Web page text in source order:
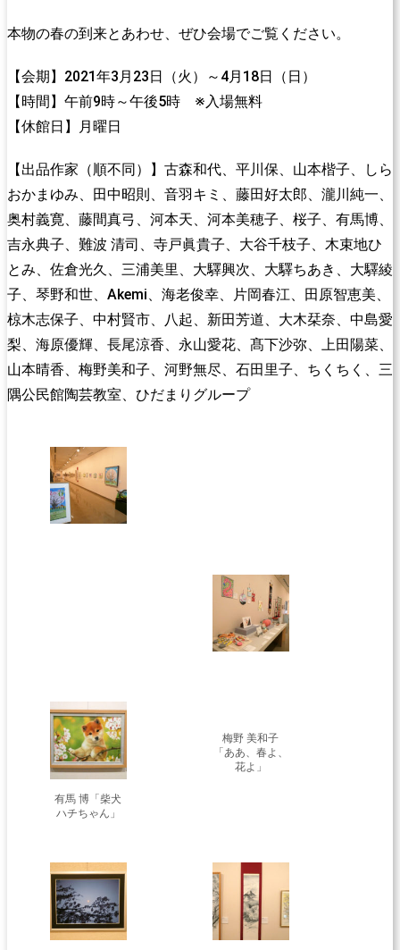
本物の春の到来とあわせ、ぜひ会場でご覧ください。
【会期】2021年3月23日（火）～4月18日（日）
【時間】午前9時～午後5時 ※入場無料
【休館日】月曜日
【出品作家（順不同）】古森和代、平川保、山本楷子、しら
おかまゆみ、田中昭則、音羽キミ、藤田好太郎、瀧川純一、
奥村義寛、藤間真弓、河本天、河本美穂子、桜子、有馬博、
吉永典子、難波 清司、寺戸眞貴子、大谷千枝子、木束地ひ
とみ、佐倉光久、三浦美里、大驛興次、大驛ちあき、大驛綾
子、琴野和世、Akemi、海老俊幸、片岡春江、田原智恵美、
椋木志保子、中村賢市、八起、新田芳道、大木栞奈、中島愛
梨、海原優輝、長尾涼香、永山愛花、髙下沙弥、上田陽菜、
山本晴香、梅野美和子、河野無尽、石田里子、ちくちく、三
隅公民館陶芸教室、ひだまりグループ
有馬 博「柴犬
ハチちゃん」
梅野 美和子
「ああ、春よ、
花よ」